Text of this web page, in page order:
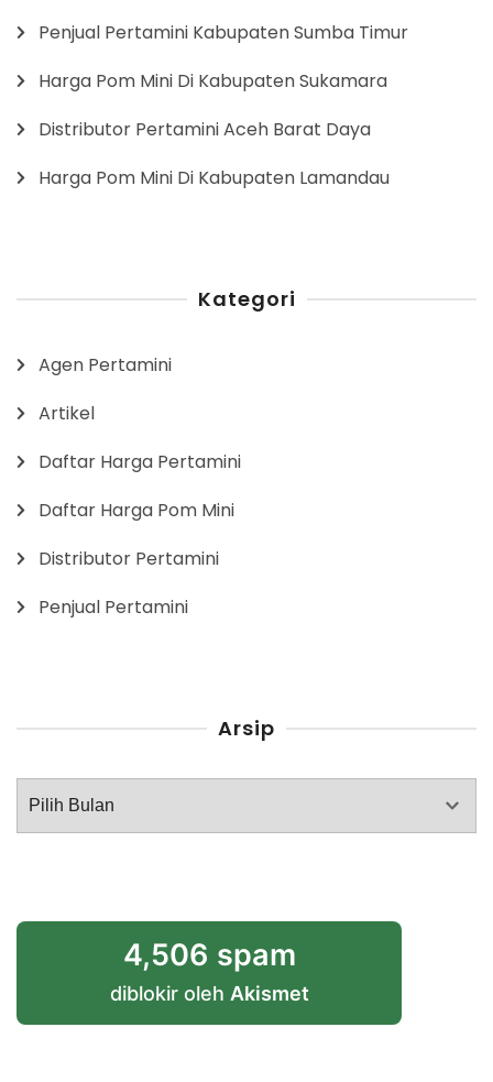
Penjual Pertamini Kabupaten Sumba Timur
Harga Pom Mini Di Kabupaten Sukamara
Distributor Pertamini Aceh Barat Daya
Harga Pom Mini Di Kabupaten Lamandau
Kategori
Agen Pertamini
Artikel
Daftar Harga Pertamini
Daftar Harga Pom Mini
Distributor Pertamini
Penjual Pertamini
Arsip
Arsip
4,506 spam
diblokir oleh Akismet